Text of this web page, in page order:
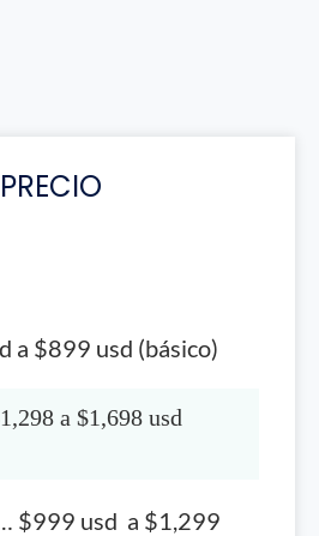
PRECIO
a $899 usd (básico)
a $1,698 usd
$999 usd a $1,299